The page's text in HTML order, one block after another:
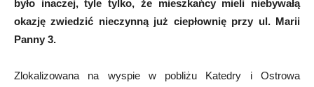
było inaczej, tyle tylko, że mieszkańcy mieli niebywałą
okazję zwiedzić nieczynną już ciepłownię przy ul. Marii
Panny 3.
Zlokalizowana na wyspie w pobliżu Katedry i Ostrowa